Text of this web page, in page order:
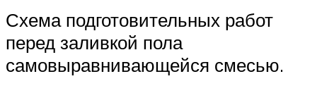
Схема подготовительных работ
перед заливкой пола
самовыравнивающейся смесью.